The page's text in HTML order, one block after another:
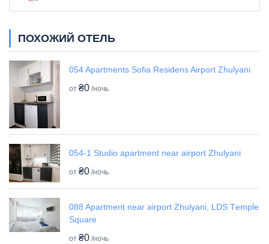
ПОХОЖИЙ ОТЕЛЬ
054 Apartments Sofia Residens Airport Zhulyani
от ₴0 /ночь
054-1 Studio apartment near airport Zhulyani
от ₴0 /ночь
088 Apartment near airport Zhulyani, LDS Tеmple
Square
от ₴0 /ночь